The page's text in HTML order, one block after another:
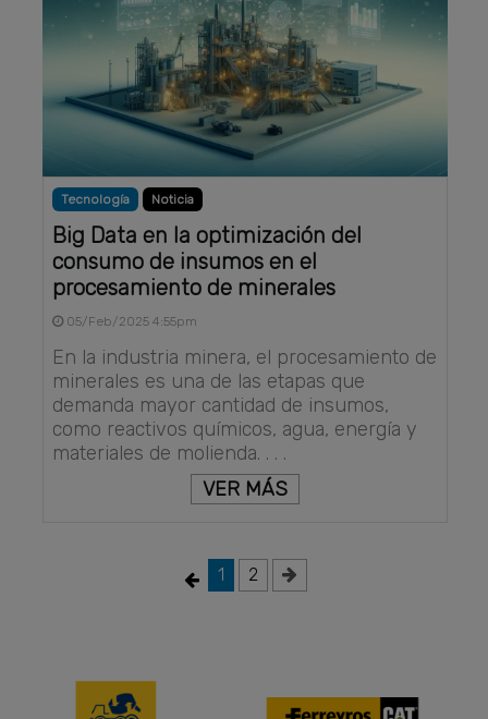
Tecnología Noticia
Big Data en la optimización del
consumo de insumos en el
procesamiento de minerales
05/Feb/2025 4:55pm
En la industria minera, el procesamiento de
minerales es una de las etapas que
demanda mayor cantidad de insumos,
como reactivos químicos, agua, energía y
materiales de molienda. . . .
VER MÁS
1 2